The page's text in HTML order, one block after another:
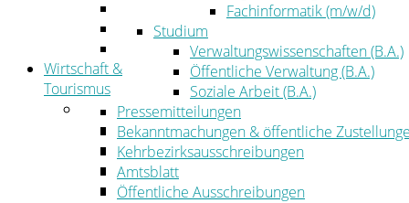
Kommunalaufsicht
Zahlen, Daten, Fakten
Wirtschaft &
Tourismus
Wirtschaft
Wirtschaftsförderung
Gewerbeflächen und Unternehmen
Arbeitgeberservice
Mobilfunk & Breitband
Fachinformatik (m/w/d)
Studium
Verwaltungswissenschaften (B.A.)
Öffentliche Verwaltung (B.A.)
Soziale Arbeit (B.A.)
Pressemitteilungen
Bekanntmachungen & öffentliche
Kehrbezirksausschreibungen
Amtsblatt
Öffentliche Ausschreibungen